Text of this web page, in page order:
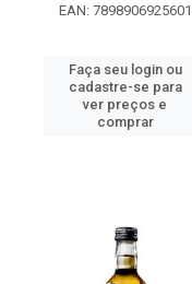
EAN: 7898906925601
Faça seu login ou
cadastre-se para
ver preços e
comprar